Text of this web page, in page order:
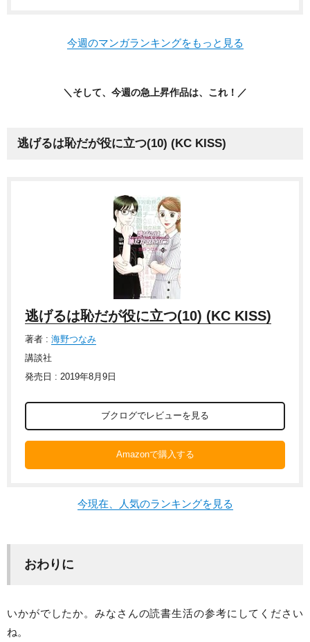
今週のマンガランキングをもっと見る
＼そして、今週の急上昇作品は、これ！／
逃げるは恥だが役に立つ(10) (KC KISS)
逃げるは恥だが役に立つ(10) (KC KISS)
著者 : 海野つなみ
講談社
発売日 : 2019年8月9日
ブクログでレビューを見る
Amazonで購入する
今現在、人気のランキングを見る
おわりに
いかがでしたか。みなさんの読書生活の参考にしてください
ね。